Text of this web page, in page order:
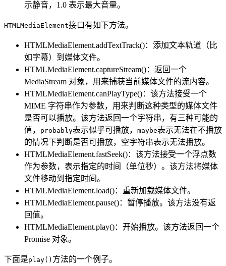
示静音，1.0 表示最大音量。
HTMLMediaElement接口有如下方法。
HTMLMediaElement.addTextTrack()：添加文本轨道（比
如字幕）到媒体文件。
HTMLMediaElement.captureStream()：返回一个
MediaStream 对象，用来捕获当前媒体文件的流内容。
HTMLMediaElement.canPlayType()：该方法接受一个
MIME 字符串作为参数，用来判断这种类型的媒体文件
是否可以播放。该方法返回一个字符串，有三种可能的
值，
probably表示似乎可播放， maybe表示无法在不播放
的情况下判断是否可播放，空字符串表示无法播放。
HTMLMediaElement.fastSeek()：该方法接受一个浮点数
作为参数，表示指定的时间（单位秒）。该方法将媒体
文件移动到指定时间。
HTMLMediaElement.load()：重新加载媒体文件。
HTMLMediaElement.pause()：暂停播放。该方法没有返
回值。
HTMLMediaElement.play()：开始播放。该方法返回一个
Promise 对象。
下面是play() 方法的一个例子。